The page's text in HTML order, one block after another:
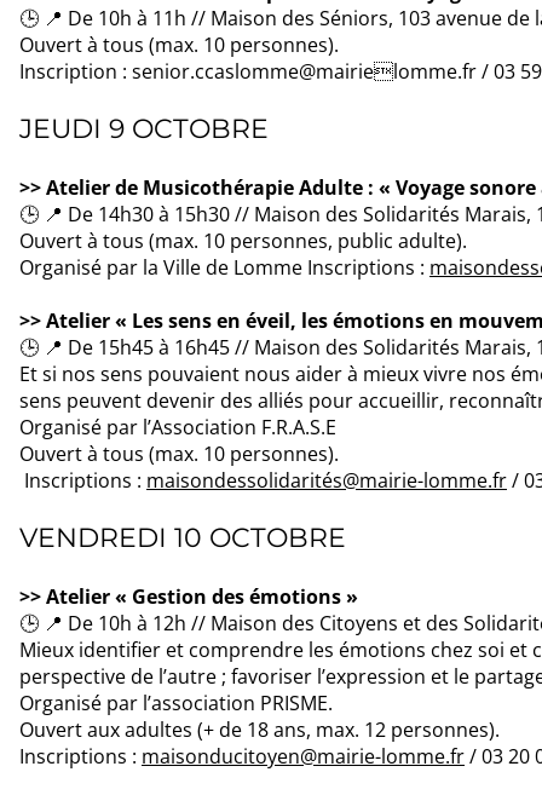
🕒 📍 De 10h à 11h // Maison des Séniors, 103 avenue
Ouvert à tous (max. 10 personnes).
Inscription : senior.ccaslomme@mairielomme.fr / 03
JEUDI 9 OCTOBRE
>> Atelier de Musicothérapie Adulte : « Voyage
🕒 📍 De 14h30 à 15h30 // Maison des Solidarités
Ouvert à tous (max. 10 personnes, public adulte).
Organisé par la Ville de Lomme Inscriptions :
>> Atelier « Les sens en éveil, les émotions en
🕒 📍 De 15h45 à 16h45 // Maison des Solidarités
Et si nos sens pouvaient nous aider à mieux vivre nos
sens peuvent devenir des alliés pour accueillir,
Organisé par l’Association F.R.A.S.E
Ouvert à tous (max. 10 personnes).
Inscriptions : maisondessolidarités@mairie-lomme.fr/
VENDREDI 10 OCTOBRE
>> Atelier « Gestion des émotions »
🕒 📍 De 10h à 12h // Maison des Citoyens et des
Mieux identifier et comprendre les émotions chez soi et
perspective de l’autre ; favoriser l’expression et le
Organisé par l’association PRISME.
Ouvert aux adultes (+ de 18 ans, max. 12 personnes).
Inscriptions : maisonducitoyen@mairie-lomme.fr/ 03 20